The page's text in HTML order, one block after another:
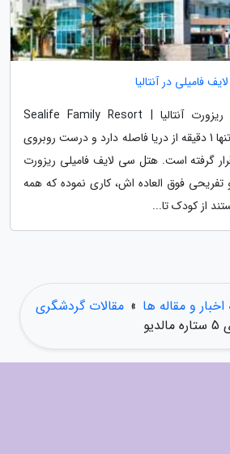
هتل سی لایف فامیلی ریزورت آنتالیا | Sealife Family Resort
Hotelاین هتل 5 ستاره، تنها 1 دقیقه از دریا فاصله دارد و درست روبروی
گرفته است. هتل سی لایف فامیلی ریزورت
و تفریحی فوق العاده اش، کاری نموده که همه
از کودک تا...
و مقاله ها » مقالات گردشگری